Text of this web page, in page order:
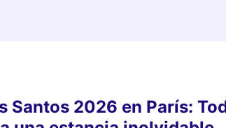
Santos 2026 en París: